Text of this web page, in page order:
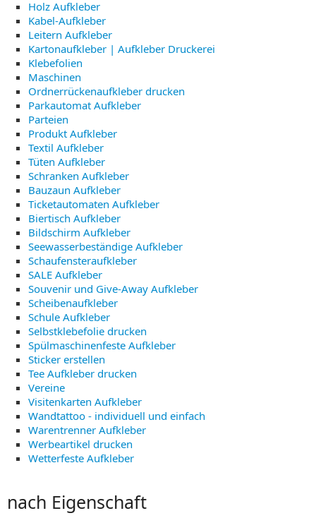
Holz Aufkleber
Kabel-Aufkleber
Leitern Aufkleber
Kartonaufkleber | Aufkleber Druckerei
Klebefolien
Maschinen
Ordnerrückenaufkleber drucken
Parkautomat Aufkleber
Parteien
Produkt Aufkleber
Textil Aufkleber
Tüten Aufkleber
Schranken Aufkleber
Bauzaun Aufkleber
Ticketautomaten Aufkleber
Biertisch Aufkleber
Bildschirm Aufkleber
Seewasserbeständige Aufkleber
Schaufensteraufkleber
SALE Aufkleber
Souvenir und Give-Away Aufkleber
Scheibenaufkleber
Schule Aufkleber
Selbstklebefolie drucken
Spülmaschinenfeste Aufkleber
Sticker erstellen
Tee Aufkleber drucken
Vereine
Visitenkarten Aufkleber
Wandtattoo - individuell und einfach
Warentrenner Aufkleber
Werbeartikel drucken
Wetterfeste Aufkleber
nach Eigenschaft